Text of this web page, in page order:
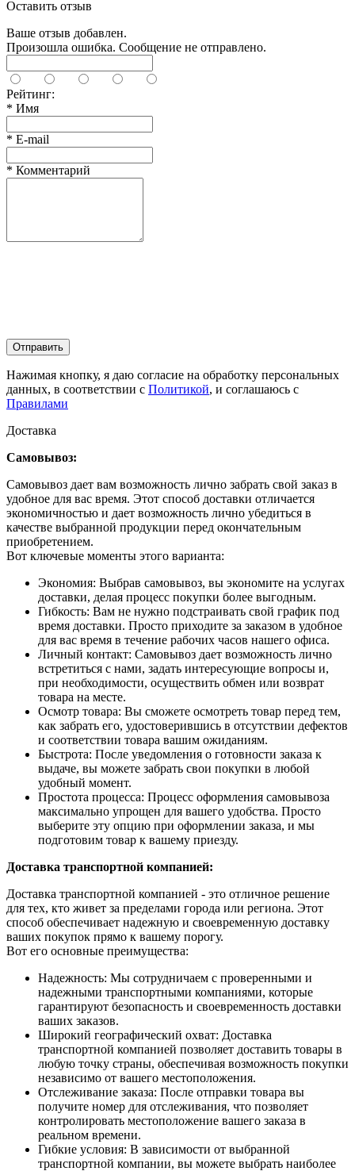
Оставить отзыв
Ваше отзыв добавлен.
Произошла ошибка. Сообщение не отправлено.
Рейтинг:
* Имя
* E-mail
* Комментарий
Отправить
Нажимая кнопку, я даю согласие на обработку персональных
данных, в соответствии с Политикой, и соглашаюсь с
Правилами
Доставка
Самовывоз:
Самовывоз дает вам возможность лично забрать свой заказ в
удобное для вас время. Этот способ доставки отличается
экономичностью и дает возможность лично убедиться в
качестве выбранной продукции перед окончательным
приобретением.
Вот ключевые моменты этого варианта:
Экономия: Выбрав самовывоз, вы экономите на услугах
доставки, делая процесс покупки более выгодным.
Гибкость: Вам не нужно подстраивать свой график под
время доставки. Просто приходите за заказом в удобное
для вас время в течение рабочих часов нашего офиса.
Личный контакт: Самовывоз дает возможность лично
встретиться с нами, задать интересующие вопросы и,
при необходимости, осуществить обмен или возврат
товара на месте.
Осмотр товара: Вы сможете осмотреть товар перед тем,
как забрать его, удостоверившись в отсутствии дефектов
и соответствии товара вашим ожиданиям.
Быстрота: После уведомления о готовности заказа к
выдаче, вы можете забрать свои покупки в любой
удобный момент.
Простота процесса: Процесс оформления самовывоза
максимально упрощен для вашего удобства. Просто
выберите эту опцию при оформлении заказа, и мы
подготовим товар к вашему приезду.
Доставка транспортной компанией:
Доставка транспортной компанией - это отличное решение
для тех, кто живет за пределами города или региона. Этот
способ обеспечивает надежную и своевременную доставку
ваших покупок прямо к вашему порогу.
Вот его основные преимущества:
Надежность: Мы сотрудничаем с проверенными и
надежными транспортными компаниями, которые
гарантируют безопасность и своевременность доставки
ваших заказов.
Широкий географический охват: Доставка
транспортной компанией позволяет доставить товары в
любую точку страны, обеспечивая возможность покупки
независимо от вашего местоположения.
Отслеживание заказа: После отправки товара вы
получите номер для отслеживания, что позволяет
контролировать местоположение вашего заказа в
реальном времени.
Гибкие условия: В зависимости от выбранной
транспортной компании, вы можете выбрать наиболее